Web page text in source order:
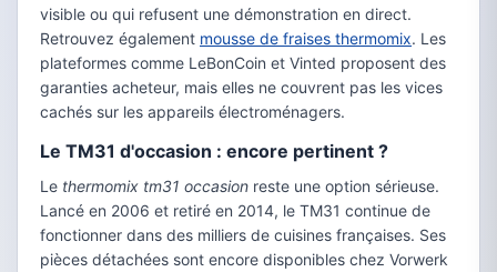
visible ou qui refusent une démonstration en direct.
Retrouvez également mousse de fraises thermomix. Les
plateformes comme LeBonCoin et Vinted proposent des
garanties acheteur, mais elles ne couvrent pas les vices
cachés sur les appareils électroménagers.
Le TM31 d'occasion : encore pertinent ?
Le thermomix tm31 occasion reste une option sérieuse.
Lancé en 2006 et retiré en 2014, le TM31 continue de
fonctionner dans des milliers de cuisines françaises. Ses
pièces détachées sont encore disponibles chez Vorwerk